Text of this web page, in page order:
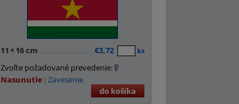
11 × 16 cm €3,72 ks
Zvoľte požadované prevedenie:
Nasunutie Zavesenie
do košíka